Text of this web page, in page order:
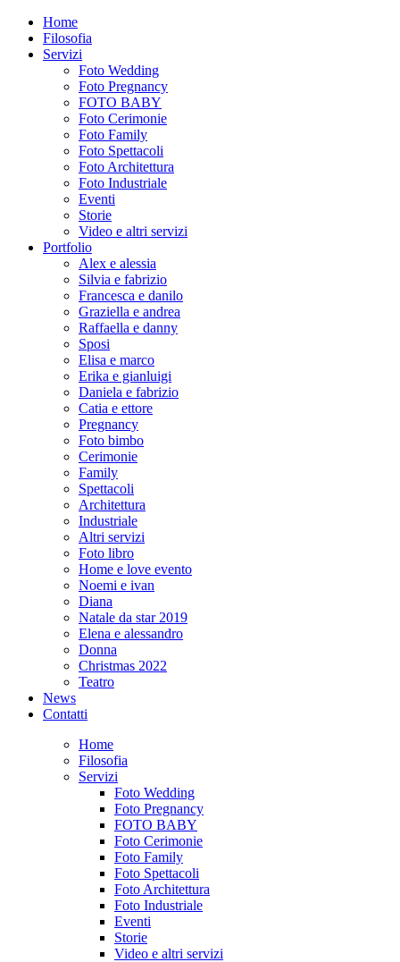
Home
Filosofia
Servizi
Foto Wedding
Foto Pregnancy
FOTO BABY
Foto Cerimonie
Foto Family
Foto Spettacoli
Foto Architettura
Foto Industriale
Eventi
Storie
Video e altri servizi
Portfolio
Alex e alessia
Silvia e fabrizio
Francesca e danilo
Graziella e andrea
Raffaella e danny
Sposi
Elisa e marco
Erika e gianluigi
Daniela e fabrizio
Catia e ettore
Pregnancy
Foto bimbo
Cerimonie
Family
Spettacoli
Architettura
Industriale
Altri servizi
Foto libro
Home e love evento
Noemi e ivan
Diana
Natale da star 2019
Elena e alessandro
Donna
Christmas 2022
Teatro
News
Contatti
Home
Filosofia
Servizi
Foto Wedding
Foto Pregnancy
FOTO BABY
Foto Cerimonie
Foto Family
Foto Spettacoli
Foto Architettura
Foto Industriale
Eventi
Storie
Video e altri servizi